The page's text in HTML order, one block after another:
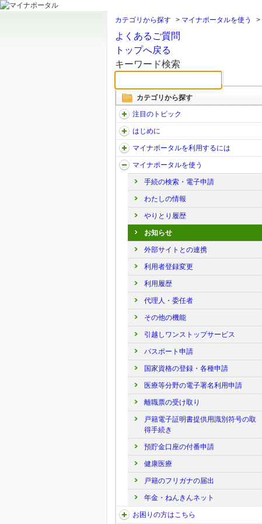
カテゴリから探す > マイナポータルを使う >
よくあるご質問
トップへ戻る
キーワード検索
カテゴリから探す
注目のトピック
はじめに
マイナポータルを利用するには
マイナポータルを使う
手続の検索・電子申請
わたしの情報
やりとり履歴
お知らせ
外部サイトとの連携
利用者登録変更
利用履歴
代理人・委任者
その他の機能
引越しワンストップサービス
パスポート申請
国家資格の登録・各種申請
医療等分野の電子署名利用申請
離職票の受け取り
戸籍電子証明書提供用識別符号の取
得手続き
預貯金口座の付番申請
健康医療
戸籍のフリガナの届出
年金・ねんきんネット
お困りの方はこちら